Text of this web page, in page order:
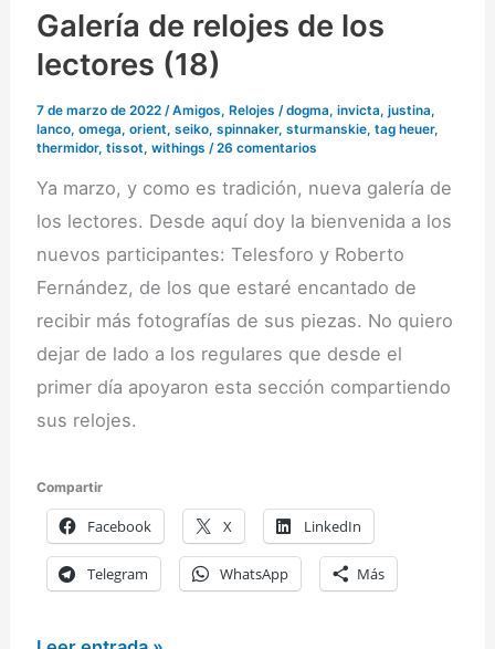
Galería de relojes de los
lectores (18)
7 de marzo de 2022/Amigos, Relojes /dogma,invicta,justina,
lanco,omega,orient,seiko,spinnaker,sturmanskie,tag heuer,
thermidor,tissot,withings /26 comentarios
Ya marzo, y como es tradición, nueva galería de
los lectores. Desde aquí doy la bienvenida a los
nuevos participantes: Telesforo y Roberto
Fernández, de los que estaré encantado de
recibir más fotografías de sus piezas. No quiero
dejar de lado a los regulares que desde el
primer día apoyaron esta sección compartiendo
sus relojes.
Compartir
Facebook X LinkedIn
Telegram WhatsApp Más